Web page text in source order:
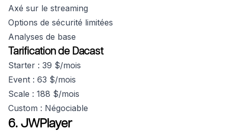
Axé sur le streaming
Options de sécurité limitées
Analyses de base
Tarification de Dacast
Starter : 39 $/mois
Event : 63 $/mois
Scale : 188 $/mois
Custom : Négociable
6. JWPlayer